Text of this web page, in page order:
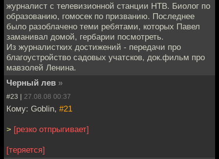
журналист с телевизионной станции НТВ. Биолог по
образованию, гомосек по призванию. Последнее
было разоблачено теми ребятами, которых Павел
заманивал домой, гербарии посмотреть.
Из журналистких достижений - передачи про
благоустройство садовых учатсков, док.фильм про
мавзолей Ленина.
Черный лев »
#23 | 27.08.08 00:37
Кому: Goblin, #21
> [резко отпрыгивает]
[теряется]